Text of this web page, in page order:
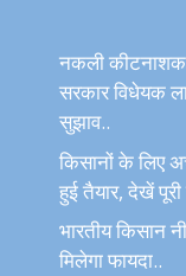
नकली कीटनाशक
सरकार विधेयक
सुझाव..
किसानों के लिए
हुई तैयार, देखें पूरी
भारतीय किसान
मिलेगा फायदा..